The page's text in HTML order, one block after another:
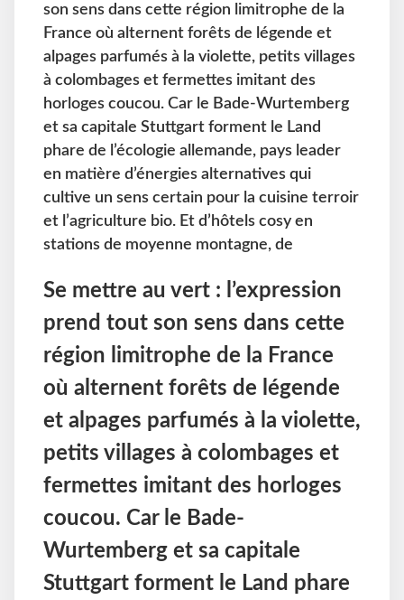
son sens dans cette région limitrophe de la
France où alternent forêts de légende et
alpages parfumés à la violette, petits villages
à colombages et fermettes imitant des
horloges coucou. Car le Bade-Wurtemberg
et sa capitale Stuttgart forment le Land
phare de l’écologie allemande, pays leader
en matière d’énergies alternatives qui
cultive un sens certain pour la cuisine terroir
et l’agriculture bio. Et d’hôtels cosy en
stations de moyenne montagne, de
Se mettre au vert : l’expression
prend tout son sens dans cette
région limitrophe de la France
où alternent forêts de légende
et alpages parfumés à la violette,
petits villages à colombages et
fermettes imitant des horloges
coucou. Car le Bade-
Wurtemberg et sa capitale
Stuttgart forment le Land phare